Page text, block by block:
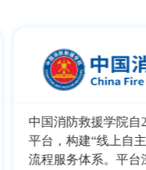
中国消防救援学院自
平台，构建“线上自
流程服务体系。平台